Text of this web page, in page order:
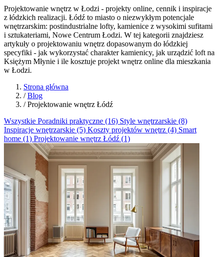
Projektowanie wnętrz w Łodzi - projekty online, cennik i inspiracje
z łódzkich realizacji. Łódź to miasto o niezwykłym potencjale
wnętrzarskim: postindustrialne lofty, kamienice z wysokimi sufitami
i sztukateriami, Nowe Centrum Łodzi. W tej kategorii znajdziesz
artykuły o projektowaniu wnętrz dopasowanym do łódzkiej
specyfiki - jak wykorzystać charakter kamienicy, jak urządzić loft na
Księżym Młynie i ile kosztuje projekt wnętrz online dla mieszkania
w Łodzi.
Strona główna
/ Blog
/ Projektowanie wnętrz Łódź
Wszystkie Poradniki praktyczne (16) Style wnętrzarskie (8)
Inspiracje wnętrzarskie (5) Koszty projektów wnętrz (4) Smart
home (1) Projektowanie wnętrz Łódź (1)